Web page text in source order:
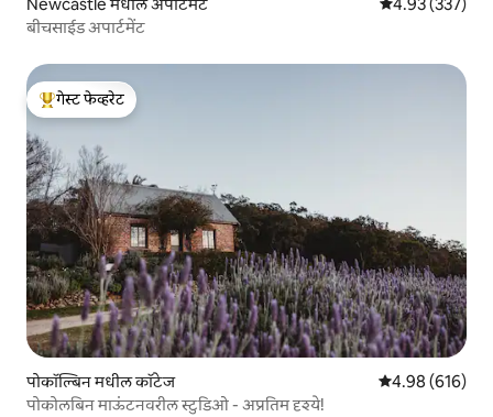
Newcastle मधील अपार्टमेंट 5 पैकी 4.93
4.93 (337)
बीचसाईड अपार्टमेंट
टॉप गेस्ट फेव्हरेट
गेस्ट फेव्हरेट
पोकॉल्बिन मधील कॉटेज 5 पैकी 4.98
4.98 (616)
पोकोलबिन माऊंटनवरील स्टुडिओ - अप्रतिम दृश्ये!